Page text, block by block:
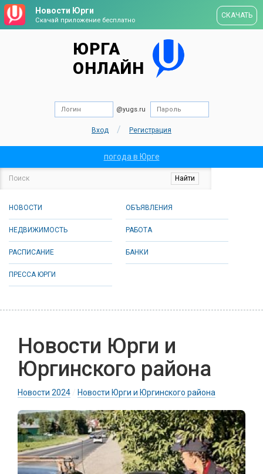
Новости Юрги
Скачай приложение бесплатно
СКАЧАТЬ
ЮРГА
ОНЛАЙН
@yugs.ru
Вход / Регистрация
погода в Юрге
НОВОСТИ ОБЪЯВЛЕНИЯ
НЕДВИЖИМОСТЬ РАБОТА
РАСПИСАНИЕ БАНКИ
ПРЕССА ЮРГИ
Новости Юрги и
Юргинского района
Новости 2024 Новости Юрги и Юргинского района